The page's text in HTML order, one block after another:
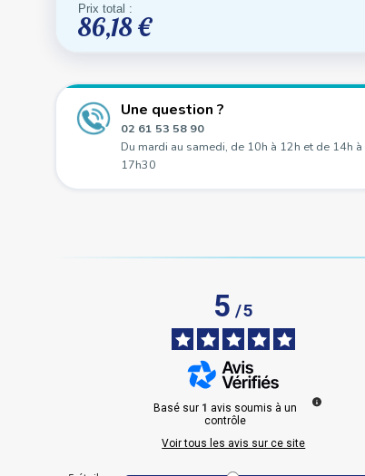
Prix total :
86,18 €
Une question ?
02 61 53 58 90
Du mardi au samedi, de 10h à 12h et de 14h à
17h30
5/5
Basé sur 1 avis soumis à un
contrôle
Voir tous les avis sur ce site